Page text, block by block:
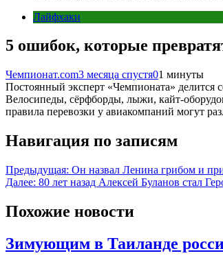
Лайфхаки
5 ошибок, которые
Чемпионат.com3 месяца спустя01 минуты
Постоянный эксперт «Чемпионата» делится
Велосипеды, сёрфборды, лыжи, кайт-
правила перевозки у авиакомпаний могут
Навигация по записям
Предыдущая: Он назвал Ленина грибом и
Далее: 80 лет назад Алексей Буланов стал
Похожие новости
Зимующим в Таиланде